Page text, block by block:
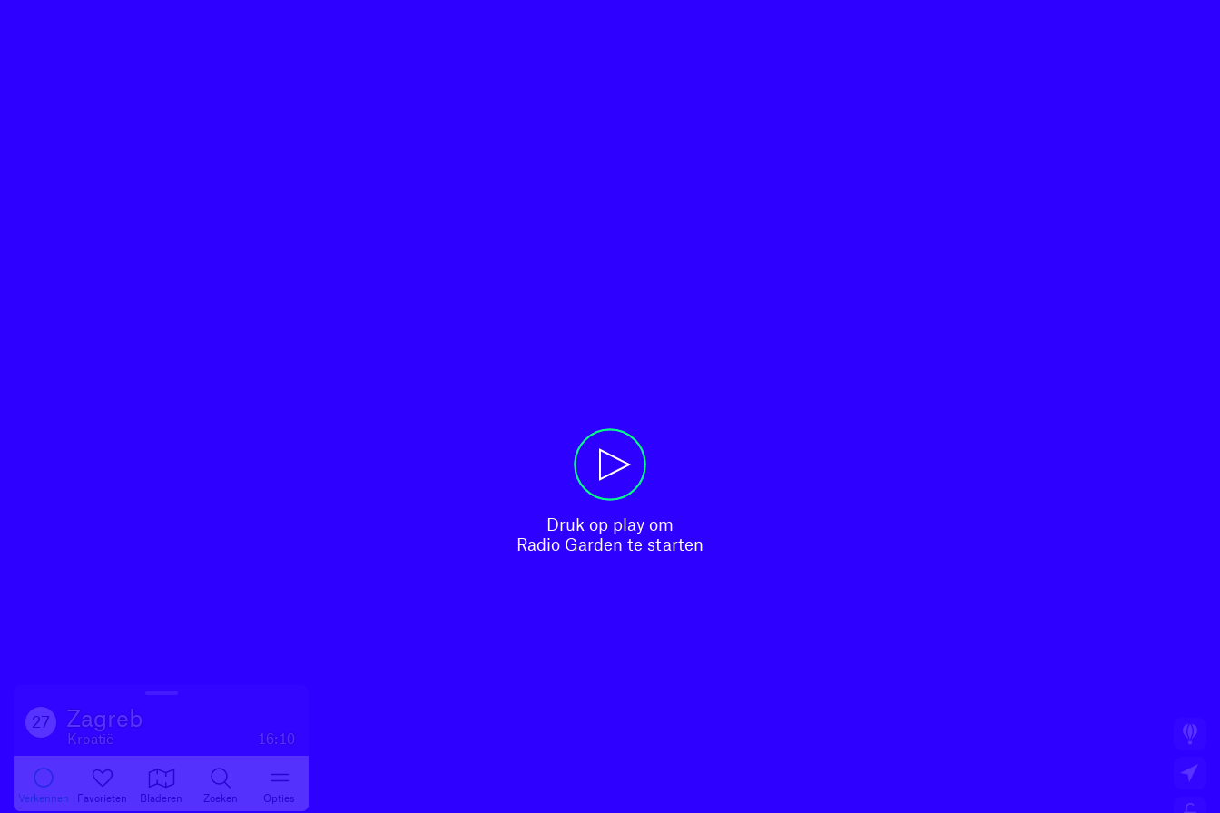
Druk op play om
Radio Garden te starten
27 Zagreb
Kroatië 16:10
Verkennen Favorieten Bladeren Zoeken Opties